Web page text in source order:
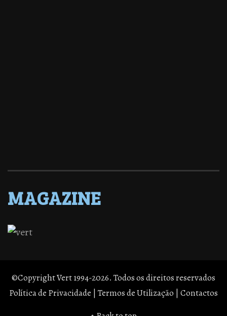
MAGAZINE
©Copyright Vert 1994-2026. Todos os direitos reservados
Política de Privacidade | Termos de Utilização | Contactos